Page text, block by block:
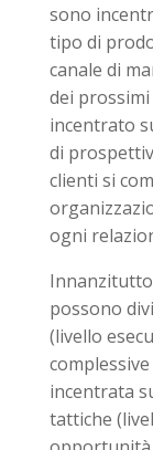
sono
tipo di
canale di
dei
incentrato
di
clienti si
ogni
possono
(livello
incentrata
tattiche